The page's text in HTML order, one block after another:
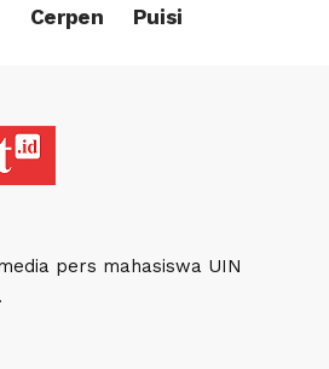
Cerpen Puisi
pers mahasiswa UIN